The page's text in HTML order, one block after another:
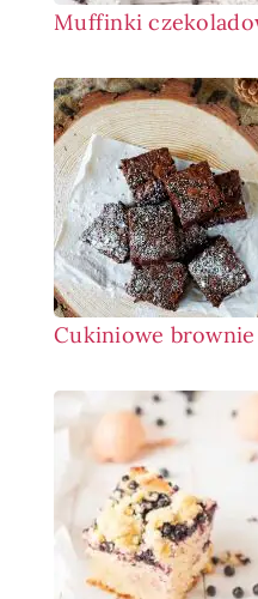
Muffinki
Cukiniowe